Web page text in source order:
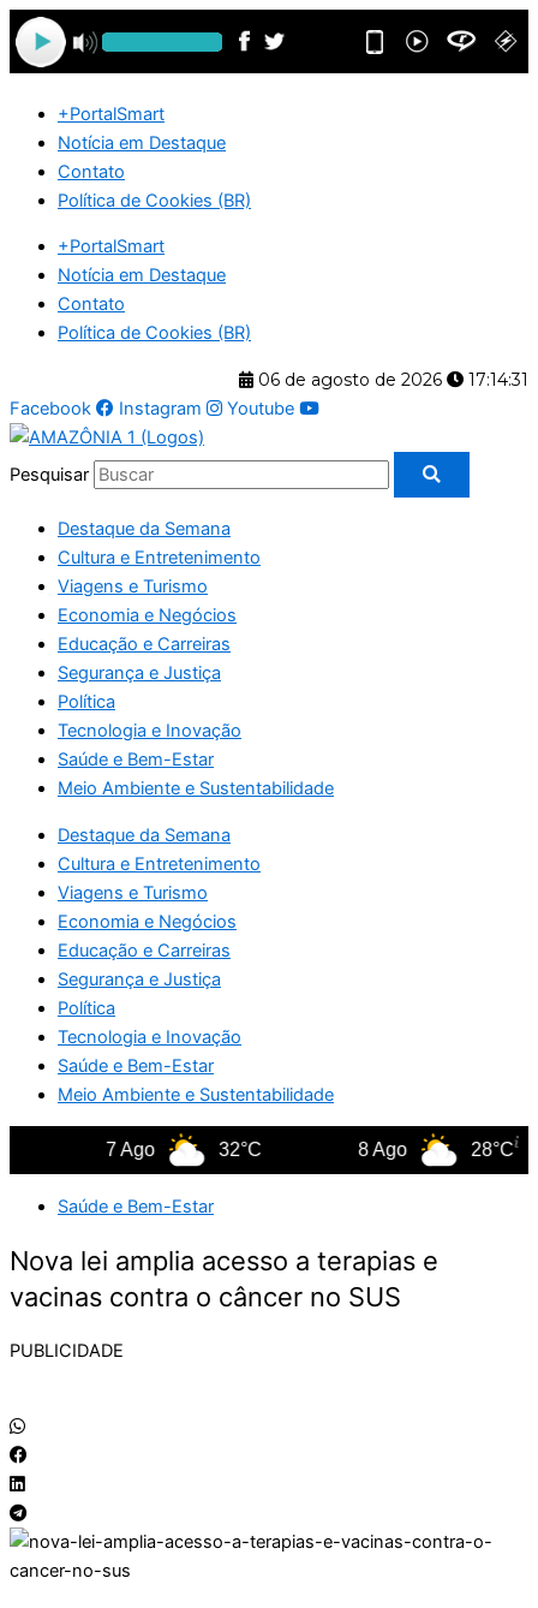
Ir
para
o
+PortalSmart
Notícia em Destaque
Contato
Política de Cookies (BR)
+PortalSmart
Notícia em Destaque
Contato
Política de Cookies (BR)
06 de agosto de 2026
17:14:32
Facebook
Instagram Youtube
Pesquisar
Destaque da Semana
Cultura e Entretenimento
Viagens e Turismo
Economia e Negócios
Educação e Carreiras
Segurança e Justiça
Política
Tecnologia e Inovação
Saúde e Bem-Estar
Meio Ambiente e Sustentabilidade
Destaque da Semana
Cultura e Entretenimento
Viagens e Turismo
Economia e Negócios
Educação e Carreiras
Segurança e Justiça
Política
Tecnologia e Inovação
Saúde e Bem-Estar
Meio Ambiente e Sustentabilidade
7 Ago 32°C 8 Ago 28°C
Saúde e Bem-Estar
Nova lei amplia acesso a terapias e
vacinas contra o câncer no SUS
PUBLICIDADE